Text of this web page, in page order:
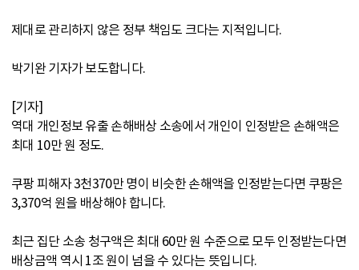
제대로 관리하지 않은 정부 책임도 크다는 지적입니다.
박기완 기자가 보도합니다.
[기자]
역대 개인정보 유출 손해배상 소송에서 개인이 인정받은 손해액은
최대 10만 원 정도.
쿠팡 피해자 3천370만 명이 비슷한 손해액을 인정받는다면 쿠팡은
3,370억 원을 배상해야 합니다.
최근 집단 소송 청구액은 최대 60만 원 수준으로 모두 인정받는다면
배상금액 역시 1조 원이 넘을 수 있다는 뜻입니다.